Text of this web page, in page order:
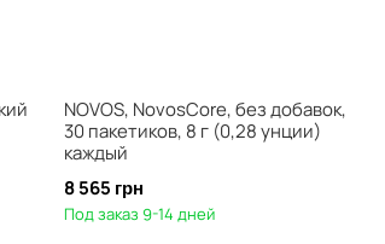
NOVOS, NovosCore, без добавок,
30 пакетиков, 8 г (0,28 унции)
каждый
8 565 грн
Под заказ 9-14 дней